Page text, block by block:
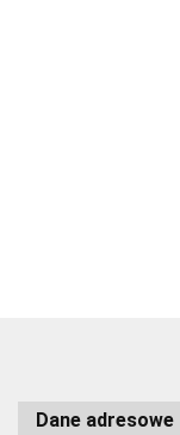
Dane adresowe